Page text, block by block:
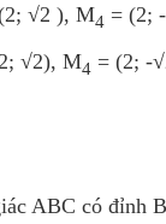
√2 ), M4 = (2;
√2), M4 = (2; -
ABC có